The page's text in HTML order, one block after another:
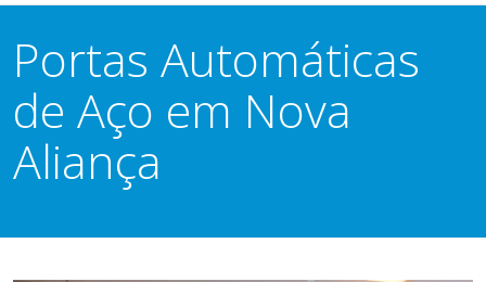
Portas Automáticas
de Aço em Nova
Aliança